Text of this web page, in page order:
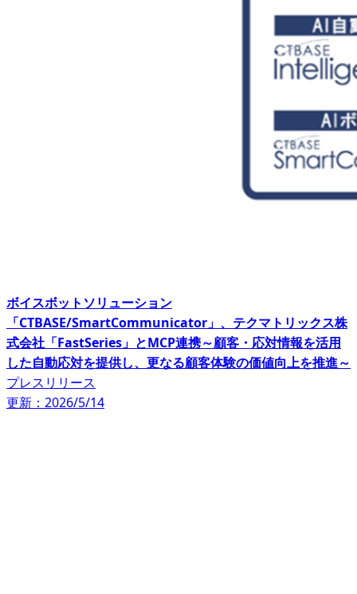
ボイスボットソリューション
「CTBASE/SmartCommunicator」、テクマトリックス株
式会社「FastSeries」とMCP連携～顧客・応対情報を活用
した自動応対を提供し、更なる顧客体験の価値向上を推進～
プレスリリース
更新：2026/5/14